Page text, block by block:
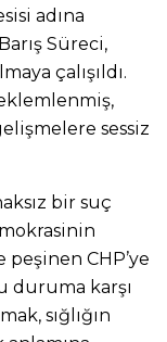
adına
Süreci,
çalışıldı.
sessiz
bir suç
CHP’ye
duruma karşı
sığlığın